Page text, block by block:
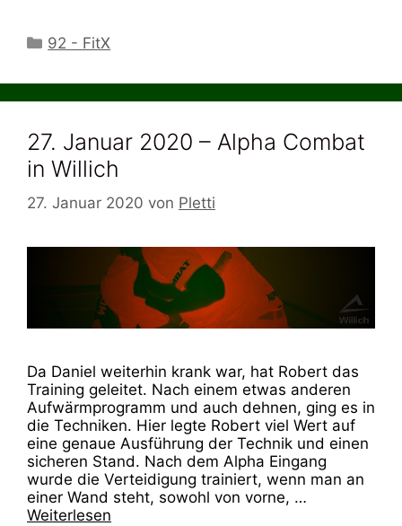
Kategorien
92 - FitX
27. Januar 2020 – Alpha Combat
in Willich
27. Januar 2020 von Pletti
Da Daniel weiterhin krank war, hat Robert das
Training geleitet. Nach einem etwas anderen
Aufwärmprogramm und auch dehnen, ging es in
die Techniken. Hier legte Robert viel Wert auf
eine genaue Ausführung der Technik und einen
sicheren Stand. Nach dem Alpha Eingang
wurde die Verteidigung trainiert, wenn man an
einer Wand steht, sowohl von vorne, …
Weiterlesen